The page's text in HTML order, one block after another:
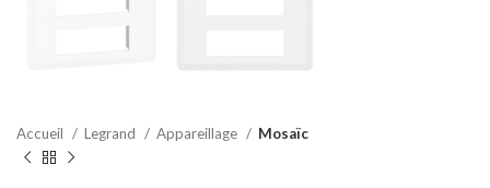
Accueil Legrand Appareillage Mosaïc